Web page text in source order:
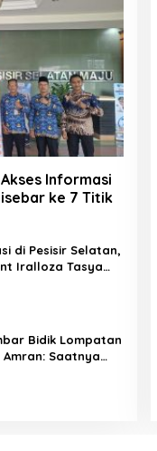
Informasi
ke 7 Titik
di Pesisir Selatan,
Iralloza Tasya
Kurikulum
Bidik Lompatan
Saatnya
Kader